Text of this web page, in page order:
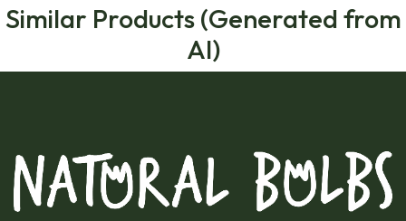
Similar Products (Generated from
AI)